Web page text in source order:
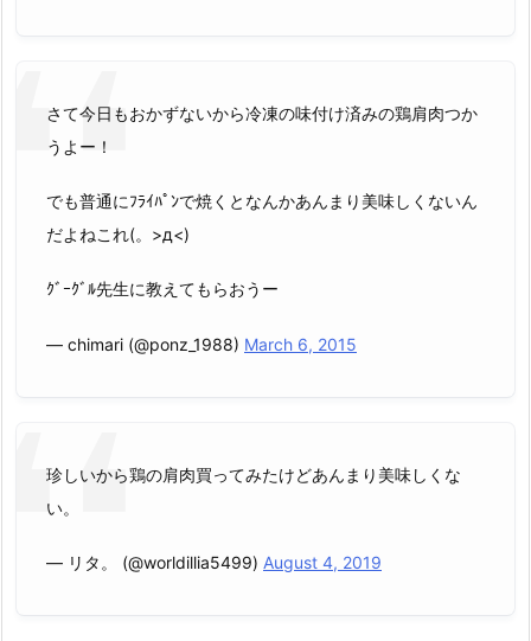
さて今日もおかずないから冷凍の味付け済みの鶏肩肉つか
うよー！
でも普通にﾌﾗｲﾊﾟﾝで焼くとなんかあんまり美味しくないん
だよねこれ(。>д<)
ｸﾞｰｸﾞﾙ先生に教えてもらおうー
— chimari (@ponz_1988) March 6, 2015
珍しいから鶏の肩肉買ってみたけどあんまり美味しくな
い。
— リタ。 (@worldillia5499) August 4, 2019